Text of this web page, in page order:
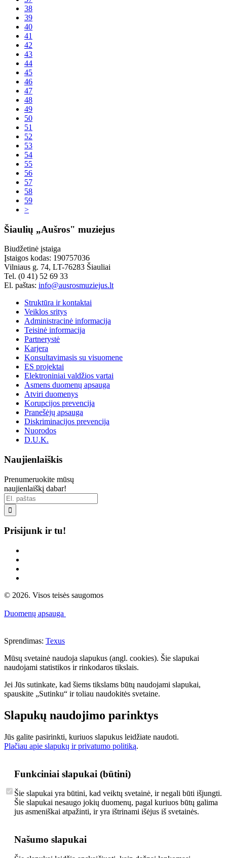
38
39
40
41
42
43
44
45
46
47
48
49
50
51
52
53
54
55
56
57
58
59
>
Šiaulių „Aušros" muziejus
Biudžetinė įstaiga
Įstaigos kodas: 190757036
Vilniaus g. 74, LT-76283 Šiauliai
Tel. (0 41) 52 69 33
El. paštas: info@ausrosmuziejus.lt
Struktūra ir kontaktai
Veiklos sritys
Administracinė informacija
Teisinė informacija
Partnerystė
Karjera
Konsultavimasis su visuomene
ES projektai
Elektroniniai valdžios vartai
Asmens duomenų apsauga
Atviri duomenys
Korupcijos prevencija
Pranešėjų apsauga
Diskriminacijos prevencija
Nuorodos
D.U.K.
Naujienlaiškis
Prenumeruokite mūsų
naujienlaiškį dabar!

Prisijunk ir tu!
© 2026. Visos teisės saugomos
Duomenų apsauga
Sprendimas: Texus
Mūsų svetainė naudoja slapukus (angl. cookies). Šie slapukai
naudojami statistikos ir rinkodaros tikslais.
Jei Jūs sutinkate, kad šiems tikslams būtų naudojami slapukai,
spauskite „Sutinku“ ir toliau naudokitės svetaine.
Slapukų naudojimo parinktys
Jūs galite pasirinkti, kuriuos slapukus leidžiate naudoti.
Plačiau apie slapukų ir privatumo politiką.
Funkciniai slapukai (būtini)
Šie slapukai yra būtini, kad veiktų svetainė, ir negali būti išjungti.
Šie slapukai nesaugo jokių duomenų, pagal kuriuos būtų galima
jus asmeniškai atpažinti, ir yra ištrinami išėjus iš svetainės.
Našumo slapukai